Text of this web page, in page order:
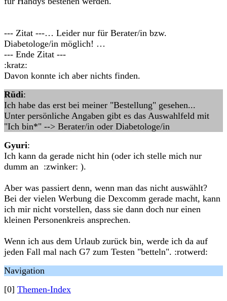
--- Zitat ---… Leider nur für Berater/in bzw.
Diabetologe/in möglich! …
--- Ende Zitat ---
:kratz:
Davon konnte ich aber nichts finden.
Rüdi:
Ich habe das erst bei meiner "Bestellung" gesehen...
Unter persönliche Angaben gibt es das Auswahlfeld mit
"Ich bin*" --> Berater/in oder Diabetologe/in
Gyuri:
Ich kann da gerade nicht hin (oder ich stelle mich nur
dumm an :zwinker: ).
Aber was passiert denn, wenn man das nicht auswählt?
Bei der vielen Werbung die Dexcomm gerade macht, kann
ich mir nicht vorstellen, dass sie dann doch nur einen
kleinen Personenkreis ansprechen.
Wenn ich aus dem Urlaub zurück bin, werde ich da auf
jeden Fall mal nach G7 zum Testen "betteln". :rotwerd:
Navigation
[0] Themen-Index